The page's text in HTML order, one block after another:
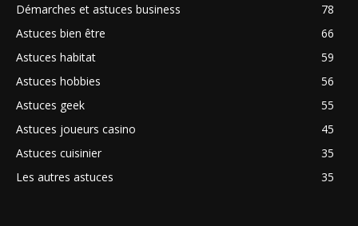
Démarches et astuces business
78
Astuces bien être
66
Astuces habitat
59
Astuces hobbies
56
Astuces geek
55
Astuces joueurs casino
45
Astuces cuisinier
35
Les autres astuces
35